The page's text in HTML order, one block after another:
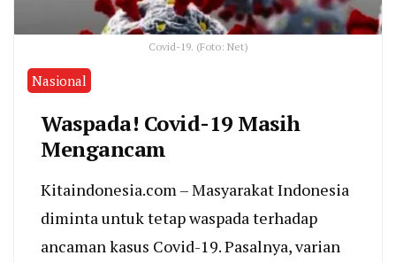
Covid-19. (Foto: Net)
Nasional
Waspada! Covid-19 Masih
Mengancam
Kitaindonesia.com – Masyarakat Indonesia
diminta untuk tetap waspada terhadap
ancaman kasus Covid-19. Pasalnya, varian